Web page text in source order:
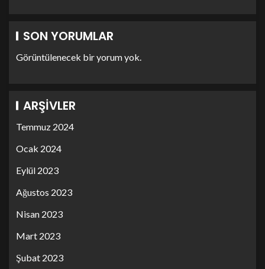
SON YORUMLAR
Görüntülenecek bir yorum yok.
ARŞIVLER
Temmuz 2024
Ocak 2024
Eylül 2023
Ağustos 2023
Nisan 2023
Mart 2023
Şubat 2023